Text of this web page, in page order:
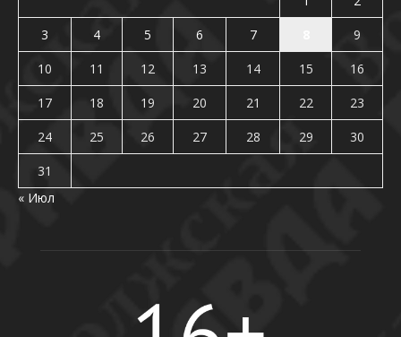
3
4 5 6 7
9
10
11 12 13 14 15
16
17
18 19 20 21 22
23
24
25 26 27 28 29
30
31
« Июл